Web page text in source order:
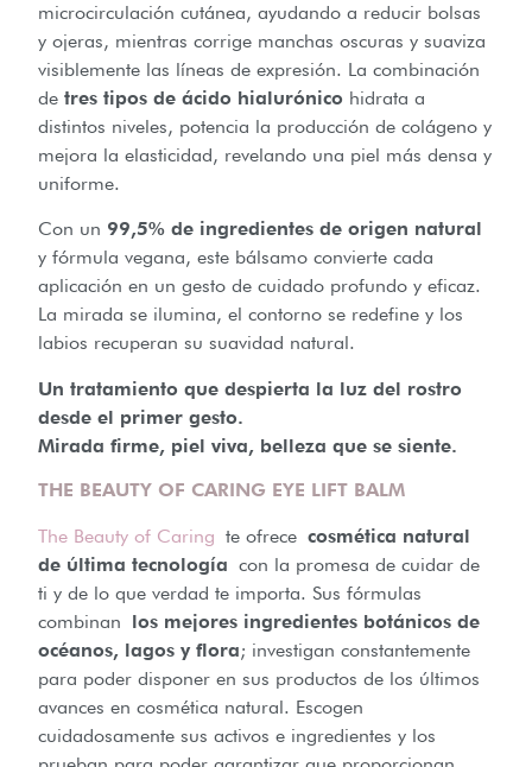
microcirculación cutánea, ayudando a reducir bolsas
y ojeras, mientras corrige manchas oscuras y suaviza
visiblemente las líneas de expresión. La combinación
de tres tipos de ácido hialurónico hidrata a
distintos niveles, potencia la producción de colágeno y
mejora la elasticidad, revelando una piel más densa y
uniforme.
Con un 99,5% de ingredientes de origen natural
y fórmula vegana, este bálsamo convierte cada
aplicación en un gesto de cuidado profundo y eficaz.
La mirada se ilumina, el contorno se redefine y los
labios recuperan su suavidad natural.
Un tratamiento que despierta la luz del rostro
desde el primer gesto.
Mirada firme, piel viva, belleza que se siente.
THE BEAUTY OF CARING EYE LIFT BALM
The Beauty of Caring te ofrece cosmética natural
de última tecnología con la promesa de cuidar de
ti y de lo que verdad te importa. Sus fórmulas
combinan los mejores ingredientes botánicos de
océanos, lagos y flora; investigan constantemente
para poder disponer en sus productos de los últimos
avances en cosmética natural. Escogen
cuidadosamente sus activos e ingredientes y los